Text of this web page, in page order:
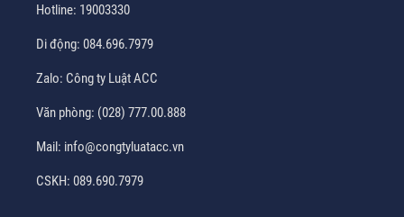
Hotline: 19003330
Di động: 084.696.7979
Zalo: Công ty Luật ACC
Văn phòng: (028) 777.00.888
Mail: info@congtyluatacc.vn
CSKH: 089.690.7979